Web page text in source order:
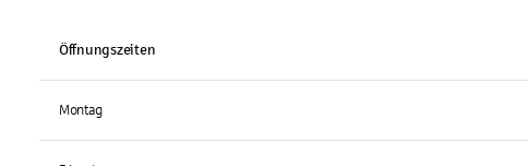
Öffnungszeiten
Montag